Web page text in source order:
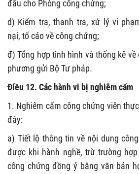
đầu cho Phòng công chứng;
d) Kiểm tra, thanh tra, xử lý vi
nại, tố cáo về công chứng;
đ) Tổng hợp tình hình và thống kê
phương gửi Bộ Tư pháp.
Điều 12. Các hành vi bị nghiêm cấm
1. Nghiêm cấm công chứng viên
đây:
a) Tiết lộ thông tin về nội dung
được khi hành nghề, trừ trường
công chứng đồng ý bằng văn bản